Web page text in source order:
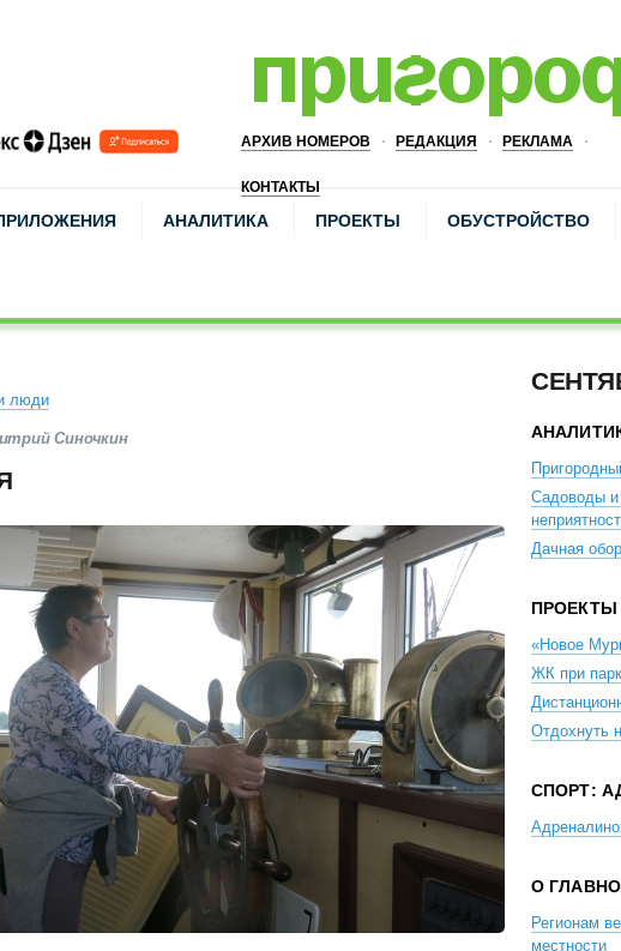
АРХИВ НОМЕРОВ РЕДАКЦИЯ РЕКЛАМА
КОНТАКТЫ
АНАЛИТИКА ПРОЕКТЫ ОБУСТРОЙСТВО
люди
Синочкин
Садоводы
Дачная
ПРОЕКТЫ
«Новое
ЖК при
Отдохнуть
СПОРТ:
О
Регионам
местности